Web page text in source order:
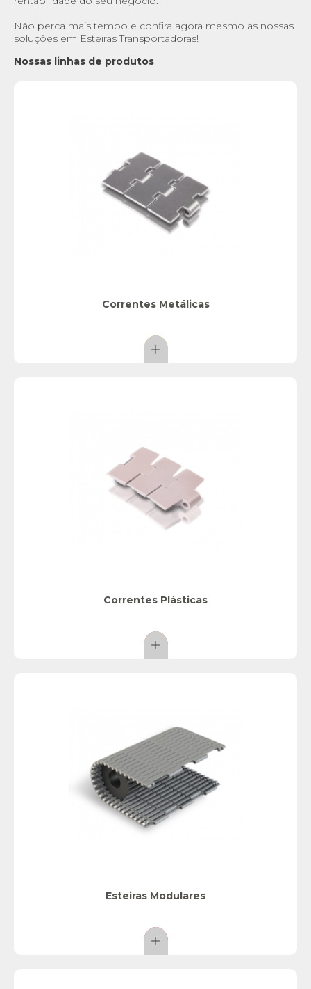
Não perca mais tempo e confira agora mesmo as nossas
soluções em Esteiras Transportadoras!
Nossas linhas de produtos
Correntes Metálicas
Correntes Plásticas
Esteiras Modulares